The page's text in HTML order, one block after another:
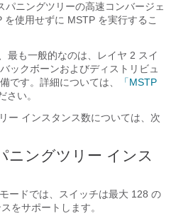
ニングツリーの高速コンバージェ
使用せずに MSTP を実行するこ
最も一般的なのは、レイヤ 2 スイ
ックボーンおよびディストリビュ
です。詳細については、
「MSTP
さい。
ー インスタンス数については、次
ニングツリー インス
ードでは、スイッチは最大 128 の
をサポートします。